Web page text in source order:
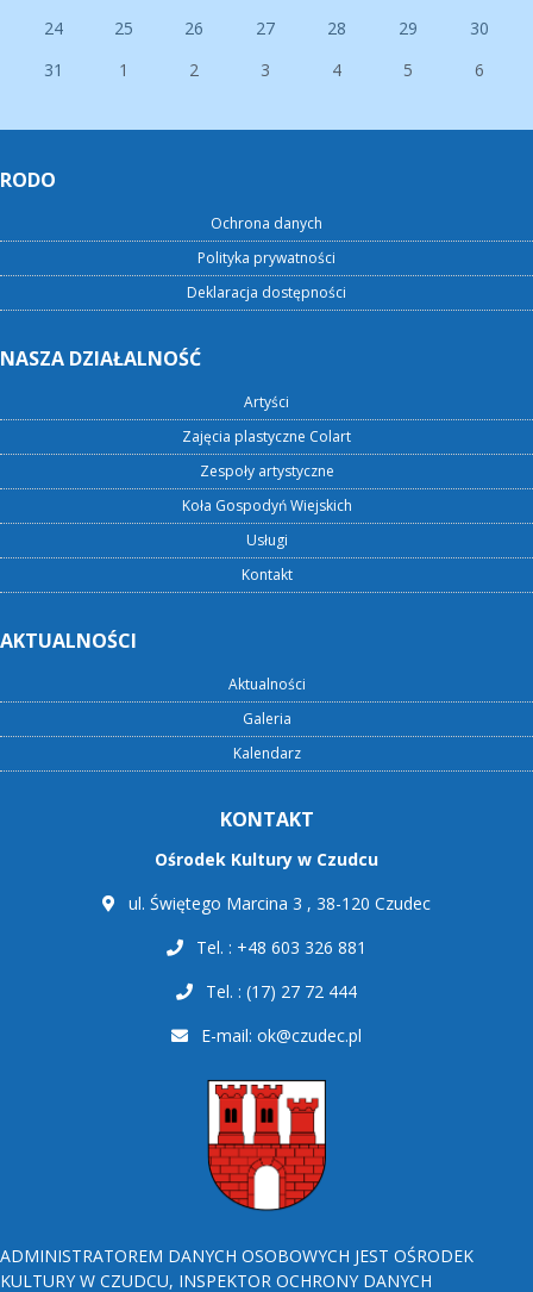
24
25 26 27 28 29
30
31
1 2 3 4 5 6
RODO
Ochrona danych
Polityka prywatności
Deklaracja dostępności
NASZA DZIAŁALNOŚĆ
Artyści
Zajęcia plastyczne Colart
Zespoły artystyczne
Koła Gospodyń Wiejskich
Usługi
Kontakt
AKTUALNOŚCI
Aktualności
Galeria
Kalendarz
KONTAKT
Ośrodek Kultury w Czudcu
ul. Świętego Marcina 3 , 38-120 Czudec
Tel. : +48 603 326 881
Tel. : (17) 27 72 444
E-mail: ok@czudec.pl
ADMINISTRATOREM DANYCH OSOBOWYCH JEST OŚRODEK
KULTURY W CZUDCU, INSPEKTOR OCHRONY DANYCH